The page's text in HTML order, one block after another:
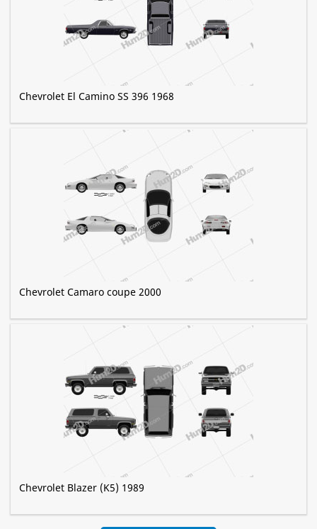
Chevrolet El Camino SS 396 1968
Chevrolet Camaro coupe 2000
Chevrolet Blazer (K5) 1989